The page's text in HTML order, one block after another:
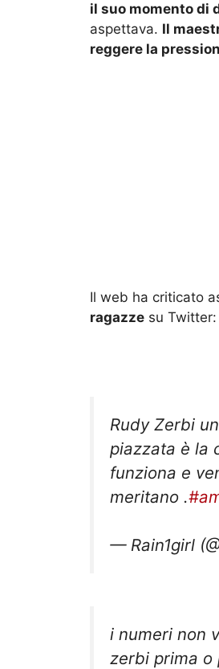
il suo momento di
aspettava. Il
reggere la
Il web ha criticato
ragazze su Twitter:
Rudy Zerbi
piazzata è la
funziona e
meritano .
— Rain1girl
zerbi prima o